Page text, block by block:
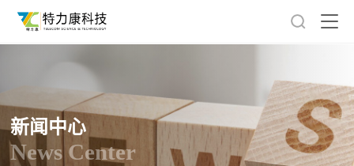
新闻中心
News Center